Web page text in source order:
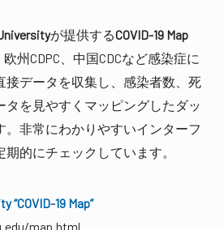
が提供するCOVID-19 Map
州CDPC、中国CDCなど感染症に
接データを収集し、感染者数、死
タを見やすくマッピングしたダッ
。非常にわかりやすいインターフ
的にチェックしています。
“COVID-19 Map”
map.html